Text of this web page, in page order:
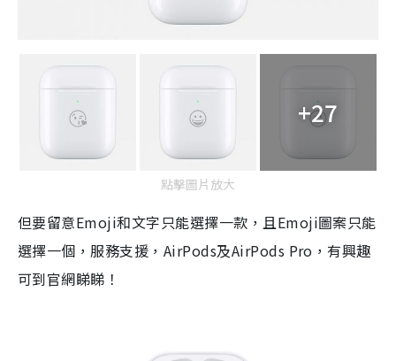
+27
點擊圖片放大
但要留意Emoji和文字只能選擇一款，且 Emoji圖案只能
選擇一個，服務支援， AirPods及AirPods Pro ，有興趣
可到官網睇睇！